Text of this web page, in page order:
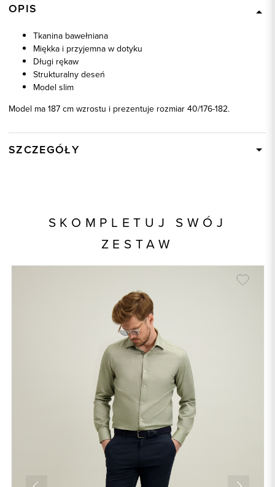
OPIS
Tkanina bawełniana
Miękka i przyjemna w dotyku
Długi rękaw
Strukturalny deseń
Model slim
Model ma 187 cm wzrostu i prezentuje rozmiar 40/176-182.
SZCZEGÓŁY
SKOMPLETUJ SWÓJ
ZESTAW